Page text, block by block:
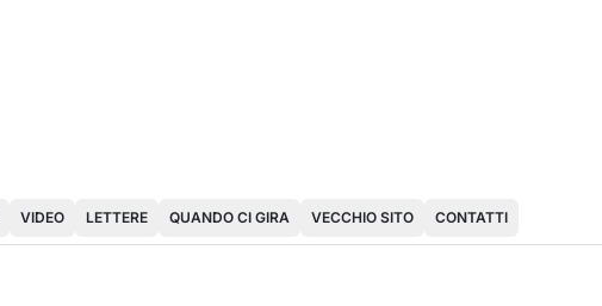
VIDEO LETTERE QUANDO CI GIRA VECCHIO SITO CONTATTI